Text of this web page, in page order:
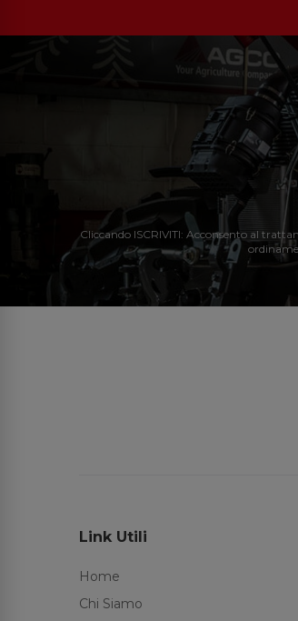
Cliccando ISCRIVITI: Acconsento al
Link Utili
Home
Chi Siamo